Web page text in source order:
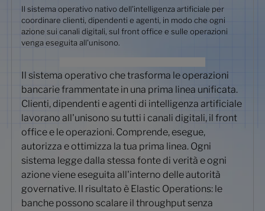
Il sistema operativo nativo dell'intelligenza artificiale per
coordinare clienti, dipendenti e agenti, in modo che ogni
azione sui canali digitali, sul front office e sulle operazioni
venga eseguita all'unisono.
Il sistema operativo che trasforma le operazioni
bancarie frammentate in una prima linea unificata.
Clienti, dipendenti e agenti di intelligenza artificiale
lavorano all'unisono su tutti i canali digitali, il front
office e le operazioni. Comprende, esegue,
autorizza e ottimizza la tua prima linea. Ogni
sistema legge dalla stessa fonte di verità e ogni
azione viene eseguita all'interno delle autorità
governative. Il risultato è Elastic Operations: le
banche possono scalare il throughput senza